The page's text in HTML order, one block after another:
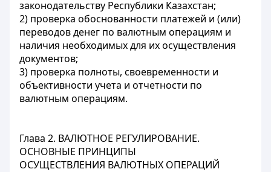
законодательству Республики Казахстан;
2) проверка обоснованности платежей и (или)
переводов денег по валютным операциям и
наличия необходимых для их осуществления
документов;
3) проверка полноты, своевременности и
объективности учета и отчетности по
валютным операциям.
Глава 2. ВАЛЮТНОЕ РЕГУЛИРОВАНИЕ.
ОСНОВНЫЕ ПРИНЦИПЫ
ОСУЩЕСТВЛЕНИЯ ВАЛЮТНЫХ ОПЕРАЦИЙ